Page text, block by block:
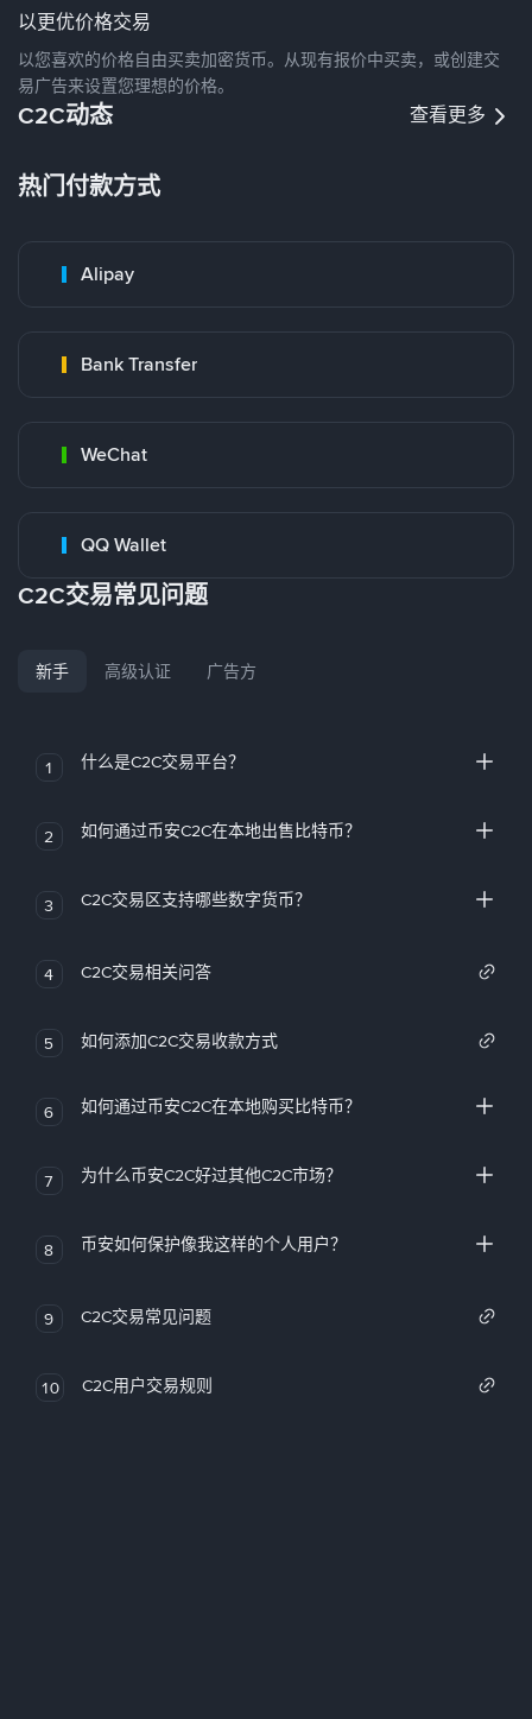
以更优价格交易
以您喜欢的价格自由买卖加密货币。从现有报价中买卖，或创建交
易广告来设置您理想的价格。
C2C动态 查看更多
热门付款方式
Alipay
Bank Transfer
WeChat
QQ Wallet
C2C交易常见问题
新手 高级认证 广告方
1 什么是C2C交易平台？
2 如何通过币安C2C在本地出售比特币？
3 C2C交易区支持哪些数字货币？
4 C2C交易相关问答
5 如何添加C2C交易收款方式
6 如何通过币安C2C在本地购买比特币？
7 为什么币安C2C好过其他C2C市场？
8 币安如何保护像我这样的个人用户？
9 C2C交易常见问题
10 C2C用户交易规则